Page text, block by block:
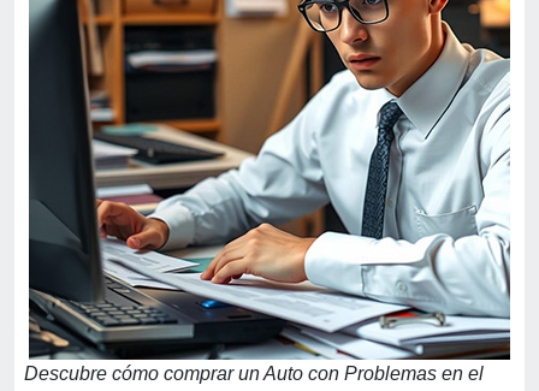
Descubre cómo comprar un Auto con Problemas en el